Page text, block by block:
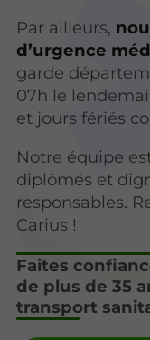
Par ailleurs,
d’urgence
garde
07h le
et jours fériés
Notre équipe
diplômés et
responsables.
Carius !
Faites
de plus de 35
transport